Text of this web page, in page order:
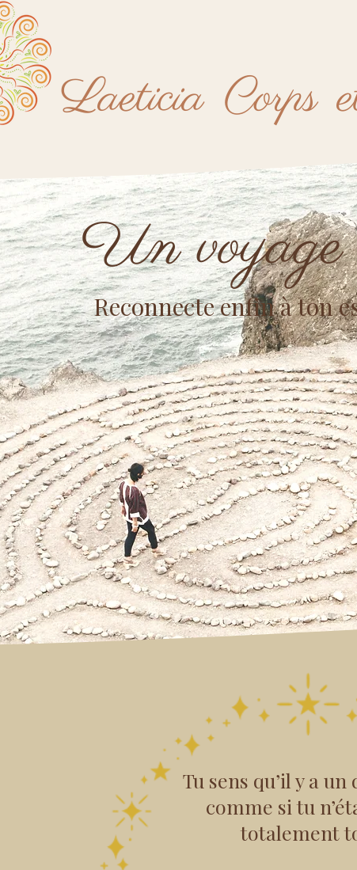
Laeticia Corps
Un voyage
Reconnecte enfin à ton
Tu sens qu’il y a un
comme si tu
totalement